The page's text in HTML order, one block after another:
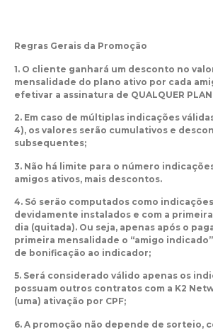
Regras Gerais da Promoção
1. O cliente ganhará um desconto no
mensalidade do plano ativo por cada
efetivar a assinatura de QUALQUER
2. Em caso de múltiplas indicações
4), os valores serão cumulativos e
subsequentes;
3. Não há limite para o número
amigos ativos, mais descontos.
4. Só serão computados como
devidamente instalados e com a
dia (quitada). Ou seja, apenas após o
primeira mensalidade o “amigo
de bonificação ao indicador;
5. Será considerado válido apenas os
possuam outros contratos com a K2
(uma) ativação por CPF;
6. A promoção não depende de sorteio,